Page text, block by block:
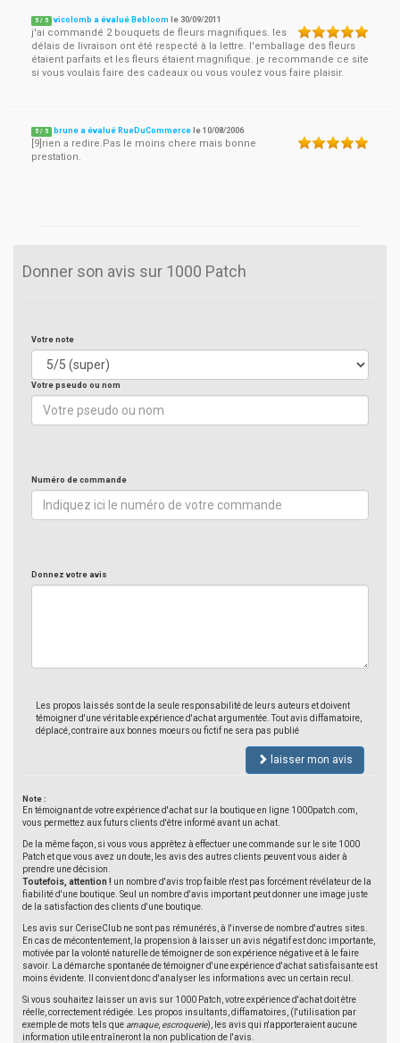
5 / 5 vicolomb a évalué Bebloom le30/09/2011
j'ai commandé 2 bouquets de fleurs magnifiques. les
délais de livraison ont été respecté à la lettre. l'emballage des fleurs
étaient parfaits et les fleurs étaient magnifique. je recommande ce site
si vous voulais faire des cadeaux ou vous voulez vous faire plaisir.
5 / 5 brune a évalué RueDuCommerce le10/08/2006
[9]rien a redire.Pas le moins chere mais bonne
prestation.
Donner son avis sur 1000 Patch
Votre note
Votre pseudo ou nom
Numéro de commande
Donnez votre avis
Les propos laissés sont de la seule responsabilité de leurs auteurs et doivent
témoigner d'une véritable expérience d'achat argumentée. Tout avis diffamatoire,
déplacé, contraire aux bonnes moeurs ou fictif ne sera pas publié
laisser mon avis
Note :
En témoignant de votre expérience d'achat sur la boutique en ligne 1000patch.com,
vous permettez aux futurs clients d'être informé avant un achat.
De la même façon, si vous vous apprêtez à effectuer une commande sur le site 1000
Patch et que vous avez un doute, les avis des autres clients peuvent vous aider à
prendre une décision.
Toutefois, attention ! un nombre d'avis trop faible n'est pas forcément révélateur de la
fiabilité d'une boutique. Seul un nombre d'avis important peut donner une image juste
de la satisfaction des clients d'une boutique.
Les avis sur CeriseClub ne sont pas rémunérés, à l'inverse de nombre d'autres sites.
En cas de mécontentement, la propension à laisser un avis négatif est donc importante,
motivée par la volonté naturelle de témoigner de son expérience négative et à le faire
savoir. La démarche spontanée de témoigner d'une expérience d'achat satisfaisante est
moins évidente. Il convient donc d'analyser les informations avec un certain recul.
Si vous souhaitez laisser un avis sur 1000 Patch, votre expérience d'achat doit être
réelle, correctement rédigée. Les propos insultants, diffamatoires, (l'utilisation par
exemple de mots tels que arnaque, escroquerie), les avis qui n'apporteraient aucune
information utile entraîneront la non publication de l'avis.